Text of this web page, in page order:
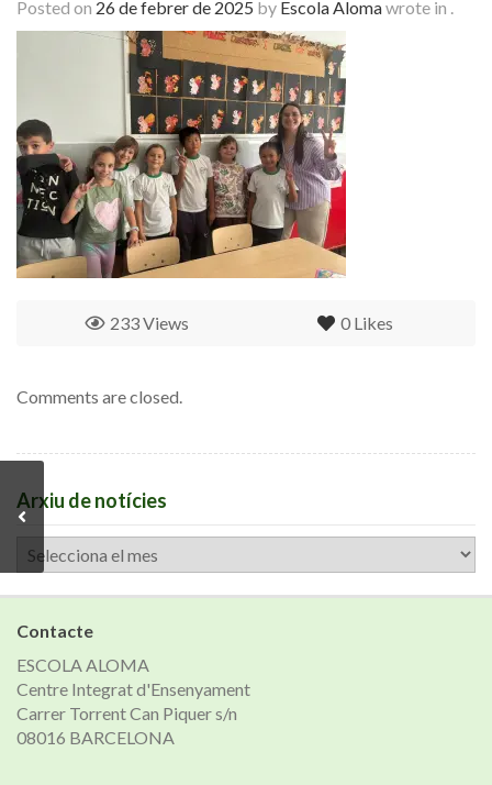
Posted on 26 de febrer de 2025 by Escola Alomawrote in .
0 Likes
233 Views
Comments are closed.
Arxiu de notícies
Arxiu
de
notícies
Contacte
ESCOLA ALOMA
Centre Integrat d'Ensenyament
Carrer Torrent Can Piquer s/n
08016 BARCELONA